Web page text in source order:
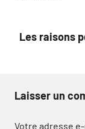
Les raisons
Laisser un
Votre adresse